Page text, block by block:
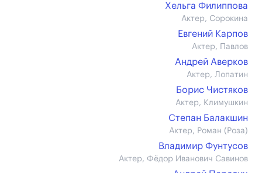
Хельга Филиппова
Актер, Сорокина
Евгений Карпов
Актер, Павлов
Андрей Аверков
Актер, Лопатин
Борис Чистяков
Актер, Климушкин
Степан Балакшин
Актер, Роман (Роза)
Владимир Фунтусов
Актер, Фёдор Иванович Савинов